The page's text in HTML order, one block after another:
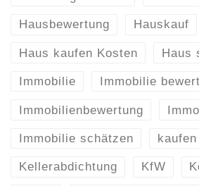
Hausbewertung Hauskauf
Haus kaufen Kosten Haus
Immobilie Immobilie
Immobilienbewertung
Immobilie schätzen kaufen
Kellerabdichtung KfW